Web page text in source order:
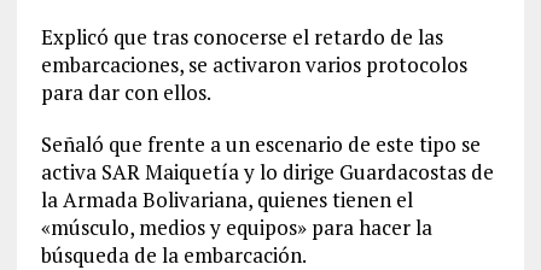
Explicó que tras conocerse el retardo de las
embarcaciones, se activaron varios protocolos
para dar con ellos.
Señaló que frente a un escenario de este tipo se
activa SAR Maiquetía y lo dirige Guardacostas de
la Armada Bolivariana, quienes tienen el
«músculo, medios y equipos» para hacer la
búsqueda de la embarcación.